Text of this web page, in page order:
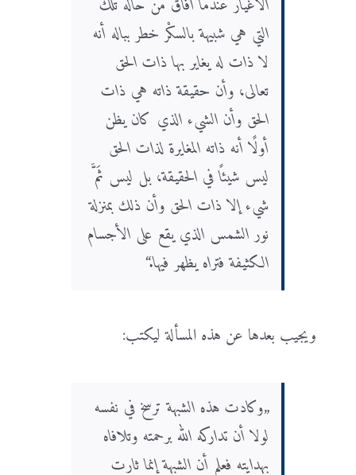
الأغيار عندما أفاق من حاله تلك
التي هي شبيهة بالسكْر خطر بباله أنه
لا ذات له يغاير بها ذات الحق
تعالى، وأن حقيقة ذاته هي ذات
الحق وأن الشيء الذي كان يظن
أولًا أنه ذاته المغايرة لذات الحق
ليس شيئًا في الحقيقة، بل ليس ثَمَّ
شيء إلا ذات الحق وأن ذلك بمنزلة
نور الشمس الذي يقع على الأجسام
الكثيفة فتراه يظهر فيها.“
ويجيب بعدها عن هذه المسألة ليكتب:
„وكادت هذه الشبهة ترسخ في نفسه
لولا أن تداركه الله برحمته وتلافاه
بهدايته فعلم أن الشبهة إنما ثارت